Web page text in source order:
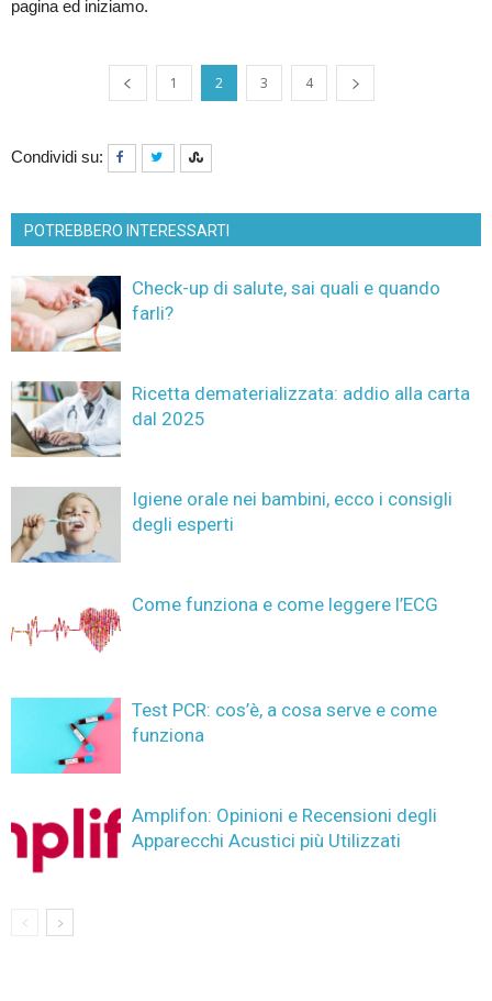
pagina ed iniziamo.
1 2 3 4
Condividi su:
POTREBBERO INTERESSARTI
Check-up di salute, sai quali e quando
farli?
Ricetta dematerializzata: addio alla carta
dal 2025
Igiene orale nei bambini, ecco i consigli
degli esperti
Come funziona e come leggere l’ECG
Test PCR: cos’è, a cosa serve e come
funziona
Amplifon: Opinioni e Recensioni degli
Apparecchi Acustici più Utilizzati